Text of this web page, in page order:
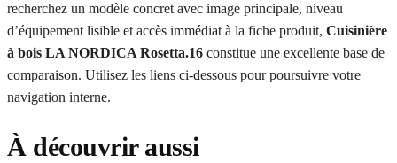
recherchez un modèle concret avec image principale, niveau
d’équipement lisible et accès immédiat à la fiche produit, Cuisinière
à bois LA NORDICA Rosetta.16 constitue une excellente base de
comparaison. Utilisez les liens ci-dessous pour poursuivre votre
navigation interne.
À découvrir aussi